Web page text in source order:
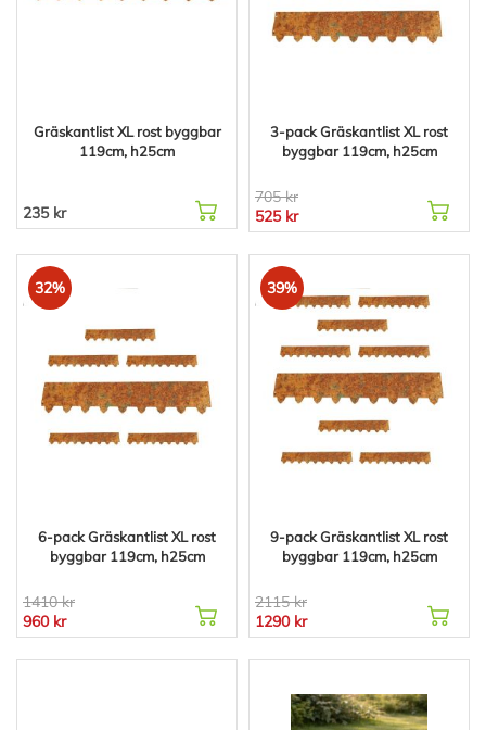
Gräskantlist XL rost byggbar
119cm, h25cm
235 kr
3-pack Gräskantlist XL rost
byggbar 119cm, h25cm
705 kr
525 kr
32%
6-pack Gräskantlist XL rost
byggbar 119cm, h25cm
1410 kr
960 kr
39%
9-pack Gräskantlist XL rost
byggbar 119cm, h25cm
2115 kr
1290 kr